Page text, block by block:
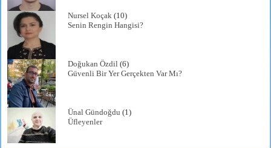
Nursel Koçak (10)
Senin Rengin Hangisi?
Doğukan Özdil (6)
Güvenli Bir Yer Gerçekten Var Mı?
Ünal Gündoğdu (1)
Üfleyenler